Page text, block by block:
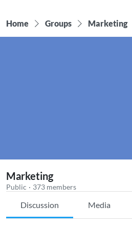
Home Groups Marketing
Marketing
Public · 373 members
Discussion Media